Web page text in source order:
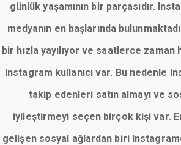
günlük yaşamının bir parçasıdır.
medyanın en başlarında
bir hızla yayılıyor ve saatlerce zaman
Instagram kullanıcı var. Bu nedenle
takip edenleri satın almayı ve
iyileştirmeyi seçen birçok kişi var.
gelişen sosyal ağlardan biri